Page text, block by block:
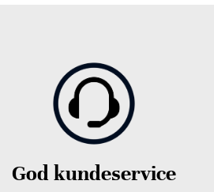
God kundeservice